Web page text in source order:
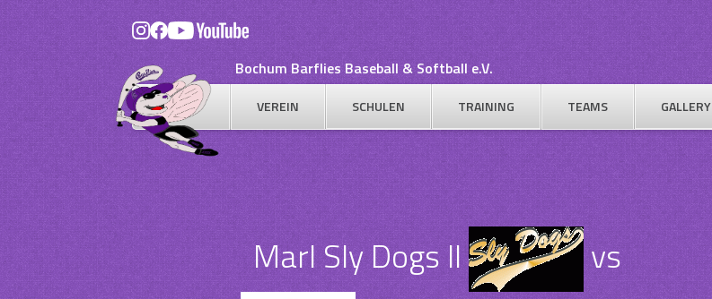
Skip
content
Bochum Barflies Baseball & Softball e.V.
VEREIN SCHULEN TRAINING TEAMS GALLERY
Marl Sly Dogs II
vs